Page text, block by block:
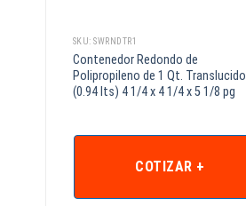
SKU: SWRNDTR1
Contenedor Redondo de
Polipropileno de 1 Qt. Translucido
(0.94 lts) 4 1/4 x 4 1/4 x 5 1/8 pg
COTIZAR +